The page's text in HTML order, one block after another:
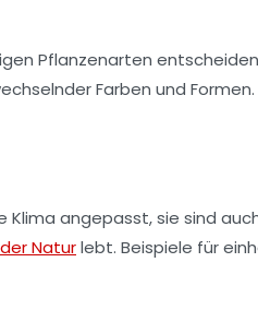
Pflanzenarten
Farben und
Klima angepasst, sie sind
Naturlebt. Beispiele für